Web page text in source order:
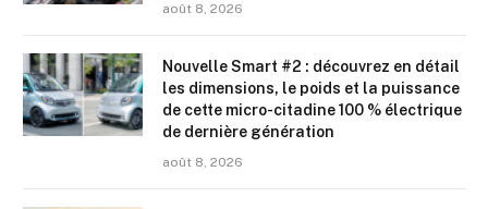
août 8, 2026
Nouvelle Smart #2 : découvrez en détail
les dimensions, le poids et la puissance
de cette micro-citadine 100 % électrique
de dernière génération
août 8, 2026